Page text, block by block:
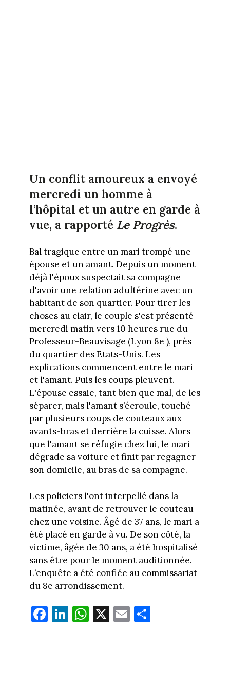
Un conflit amoureux a envoyé
mercredi un homme à
l’hôpital et un autre en garde à
vue, a rapporté Le Progrès.
Bal tragique entre un mari trompé une
épouse et un amant. Depuis un moment
déjà l'époux suspectait sa compagne
d'avoir une relation adultérine avec un
habitant de son quartier. Pour tirer les
choses au clair, le couple s'est présenté
mercredi matin vers 10 heures rue du
Professeur-Beauvisage (Lyon 8e ), près
du quartier des Etats-Unis. Les
explications commencent entre le mari
et l'amant. Puis les coups pleuvent.
L'épouse essaie, tant bien que mal, de les
séparer, mais l'amant s’écroule, touché
par plusieurs coups de couteaux aux
avants-bras et derrière la cuisse. Alors
que l'amant se réfugie chez lui, le mari
dégrade sa voiture et finit par regagner
son domicile, au bras de sa compagne.
Les policiers l'ont interpellé dans la
matinée, avant de retrouver le couteau
chez une voisine. Âgé de 37 ans, le mari a
été placé en garde à vu. De son côté, la
victime, âgée de 30 ans, a été hospitalisé
sans être pour le moment auditionnée.
L’enquête a été confiée au commissariat
du 8e arrondissement.
Fa
ce
Li
nk
W
ha
X E
m
Pa
rt